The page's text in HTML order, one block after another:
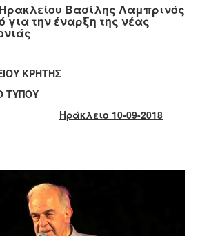
Βασίλης Λαμπρινός
για την έναρξη της νέας
ΚΡΗΤΗΣ
Ηράκλειο 10-09-2018